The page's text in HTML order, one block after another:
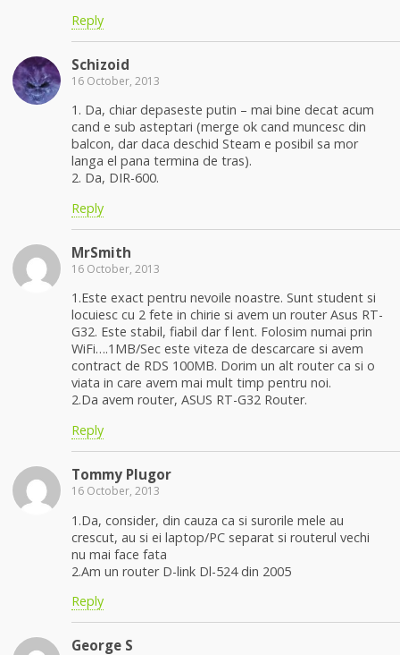
Reply
Schizoid
16 October, 2013
1. Da, chiar depaseste putin – mai bine decat acum
cand e sub asteptari (merge ok cand muncesc din
balcon, dar daca deschid Steam e posibil sa mor
langa el pana termina de tras).
2. Da, DIR-600.
Reply
MrSmith
16 October, 2013
1.Este exact pentru nevoile noastre. Sunt student si
locuiesc cu 2 fete in chirie si avem un router Asus RT-
G32. Este stabil, fiabil dar f lent. Folosim numai prin
WiFi….1MB/Sec este viteza de descarcare si avem
contract de RDS 100MB. Dorim un alt router ca si o
viata in care avem mai mult timp pentru noi.
2.Da avem router, ASUS RT-G32 Router.
Reply
Tommy Plugor
16 October, 2013
1.Da, consider, din cauza ca si surorile mele au
crescut, au si ei laptop/PC separat si routerul vechi
nu mai face fata
2.Am un router D-link Dl-524 din 2005
Reply
George S